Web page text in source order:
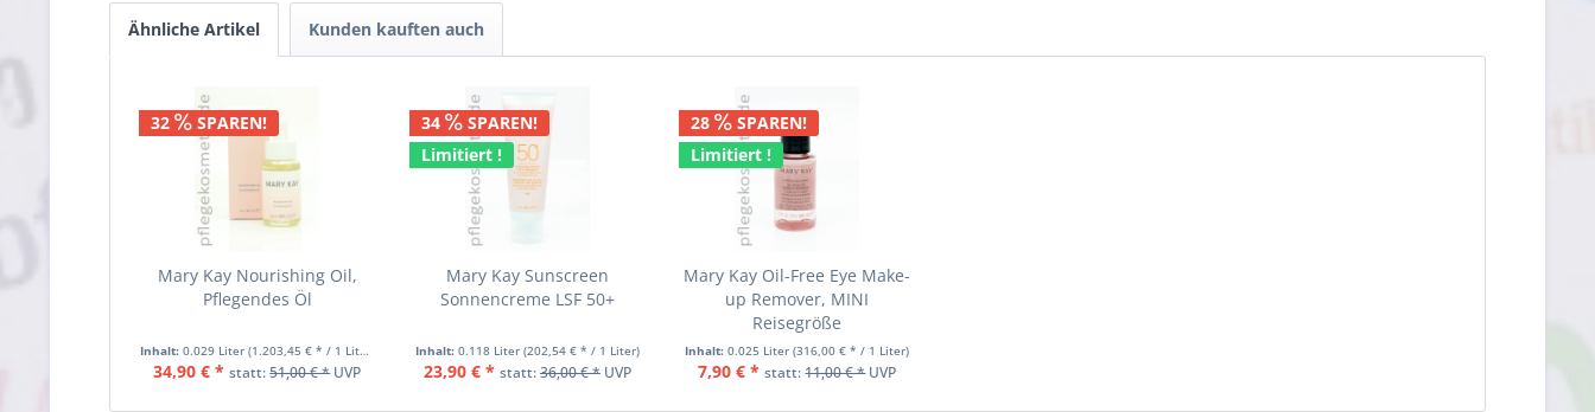
Ähnliche Artikel Kunden kauften auch
32 SPAREN!
Mary Kay Nourishing Oil,
Pflegendes Öl
Inhalt: 0.029 Liter (1.203,45 € * / 1 Liter)
34,90 € * statt:51,00 € *UVP
34
SPAREN!
Limitiert !
Mary Kay Sunscreen
Sonnencreme LSF 50+
Inhalt: 0.118 Liter (202,54 € * / 1 Liter)
23,90 € * statt:36,00 € *UVP
28
SPAREN!
Limitiert !
Mary Kay Oil-Free Eye Make-
up Remover, MINI
Reisegröße
Inhalt:0.025 Liter(316,00 € * / 1 Liter)
7,90 € * statt:11,00 € *UVP